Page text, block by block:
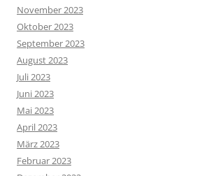
November 2023
Oktober 2023
September 2023
August 2023
Juli 2023
Juni 2023
Mai 2023
April 2023
März 2023
Februar 2023